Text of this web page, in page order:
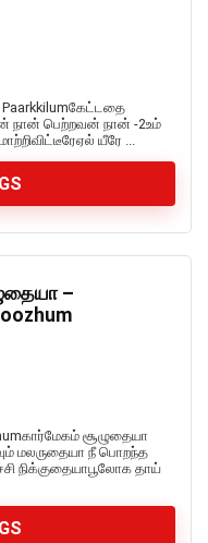
Paarkkilumகேட்டதை
நான் பெற்றவன் நான் -2உம்
யீரே ...
–
சூழுதையா
மலருதையா நீ பொறந்த
நிக்குதையாபூலோக தாய்